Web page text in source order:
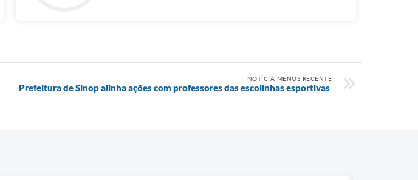
NOTÍCIA MENOS RECENTE
Prefeitura de Sinop alinha ações com professores das escolinhas esportivas